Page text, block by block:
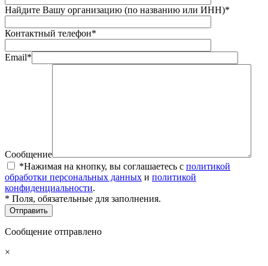
Найдите Вашу организацию (по названию или ИНН)*
Контактный телефон*
Email*
Сообщение
*Нажимая на кнопку, вы соглашаетесь с политикой
обработки персональных данных и политикой
конфиденциальности.
* Поля, обязательные для заполнения.
Сообщение отправлено
×